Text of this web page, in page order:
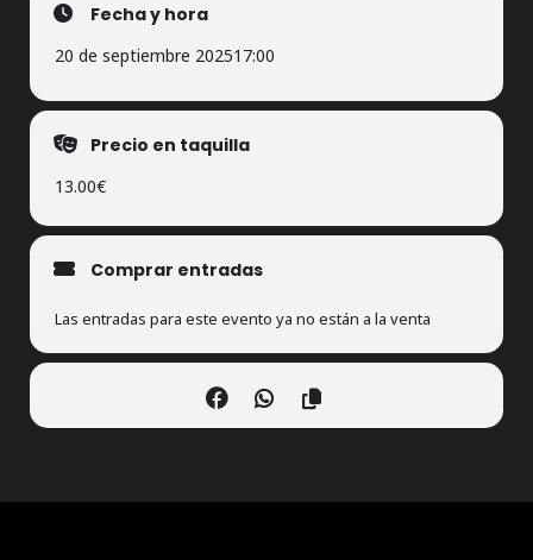
Fecha y hora
20 de septiembre 202517:00
Precio en taquilla
13.00€
Comprar entradas
Las entradas para este evento ya no están a la venta